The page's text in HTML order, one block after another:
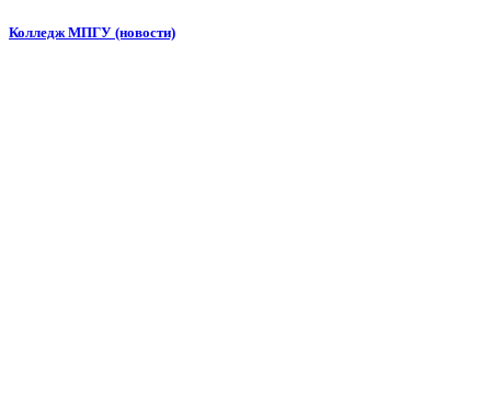
Колледж МПГУ (новости)